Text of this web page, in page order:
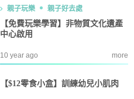
親子玩樂 親子好去處
【免費玩樂學習】非物質文化遺產
中心啟用
10 year ago more
【$12零食小盒】訓練幼兒小肌肉